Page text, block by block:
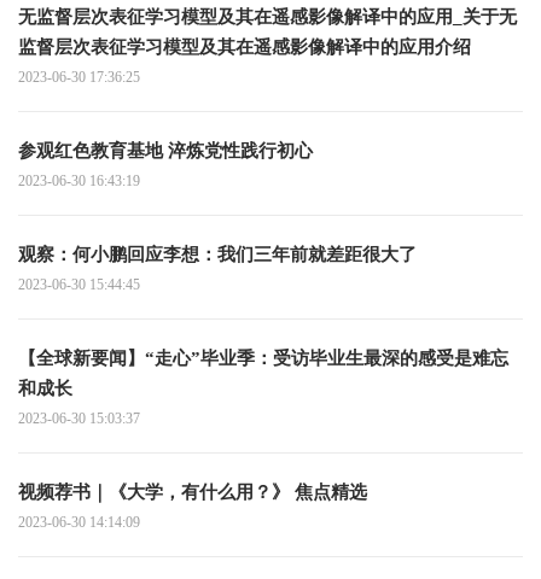
无监督层次表征学习模型及其在遥感影像解译中的应用_关于无
监督层次表征学习模型及其在遥感影像解译中的应用介绍
2023-06-30 17:36:25
参观红色教育基地 淬炼党性践行初心
2023-06-30 16:43:19
观察：何小鹏回应李想：我们三年前就差距很大了
2023-06-30 15:44:45
【全球新要闻】“走心”毕业季：受访毕业生最深的感受是难忘
和成长
2023-06-30 15:03:37
视频荐书｜《大学，有什么用？》 焦点精选
2023-06-30 14:14:09